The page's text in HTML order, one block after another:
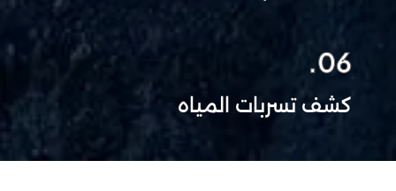
06.
كشف تسربات المياه